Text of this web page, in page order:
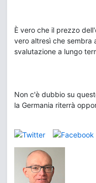
È vero che il prezzo
vero altresì che sembra
svalutazione a lungo
Non c'è dubbio su
la Germania riterrà